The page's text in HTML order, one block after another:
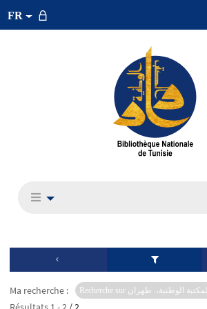
FR
Ma recherche : Recherche sur المكتبة الوطنية،. طهران